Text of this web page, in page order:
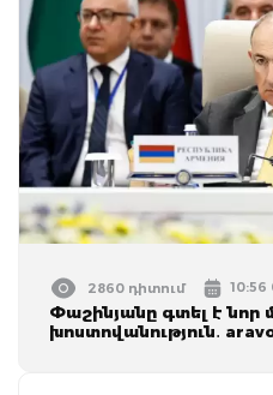
2860 դիտում 10:56
Փաշինյանը գտել է նոր
խոստովանություն․